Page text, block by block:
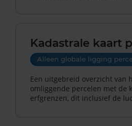
Kadastrale kaart
Alleen globale ligging
Een uitgebreid overzicht van
omliggende percelen met de
erfgrenzen, dit inclusief de